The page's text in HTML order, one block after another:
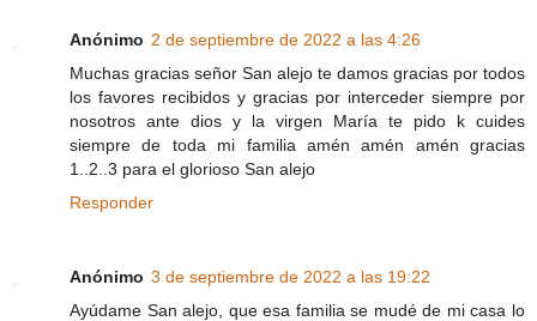
Anónimo 2 de septiembre de 2022 a las 4:26
Muchas gracias señor San alejo te damos gracias por todos
los favores recibidos y gracias por interceder siempre por
nosotros ante dios y la virgen María te pido k cuides
siempre de toda mi familia amén amén amén gracias
1..2..3 para el glorioso San alejo
Responder
Anónimo 3 de septiembre de 2022 a las 19:22
Ayúdame San alejo, que esa familia se mudé de mi casa lo